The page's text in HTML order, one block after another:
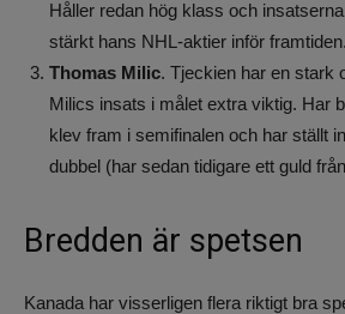
Håller redan hög klass och
stärkt hans NHL-aktier inför framtiden.
Thomas Milic. Tjeckien har en stark
Milics insats i målet extra viktig. Har
klev fram i semifinalen och har ställt
dubbel (har sedan tidigare ett guld
Bredden är spetsen
Kanada har visserligen flera riktigt bra